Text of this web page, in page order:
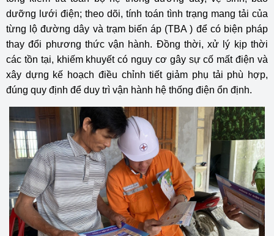
dưỡng lưới điện; theo dõi, tính toán tình trạng mang tải của
từng lộ đường dây và trạm biến áp (TBA ) để có biện pháp
thay đổi phương thức vận hành. Đồng thời, xử lý kịp thời
các tồn tại, khiếm khuyết có nguy cơ gây sự cố mất điện và
xây dựng kế hoạch điều chỉnh tiết giảm phụ tải phù hợp,
đúng quy định để duy trì vận hành hệ thống điện ổn định.